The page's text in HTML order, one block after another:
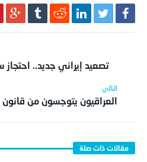
تصعيد إيراني جديد.. احتجاز
العراقيون يتوجسون من قانون